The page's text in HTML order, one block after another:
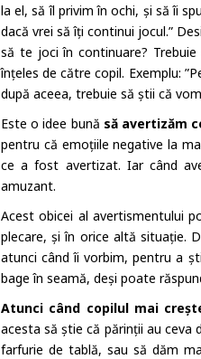
la el, să îl privim în ochi, și să îi
dacă vrei să îți continui jocul.”
să te joci în continuare?
înțeles de către copil. Exemplu:
după aceea, trebuie să știi că
Este o idee bună să avertizăm
pentru că emoțiile negative la
ce a fost avertizat. Iar când
amuzant.
Acest obicei al avertismentului
plecare, și în orice altă situație.
atunci când îi vorbim, pentru a
bage în seamă, deși poate
Atunci când copilul mai
acesta să știe că părinții au ceva
farfurie de tablă, sau să dăm